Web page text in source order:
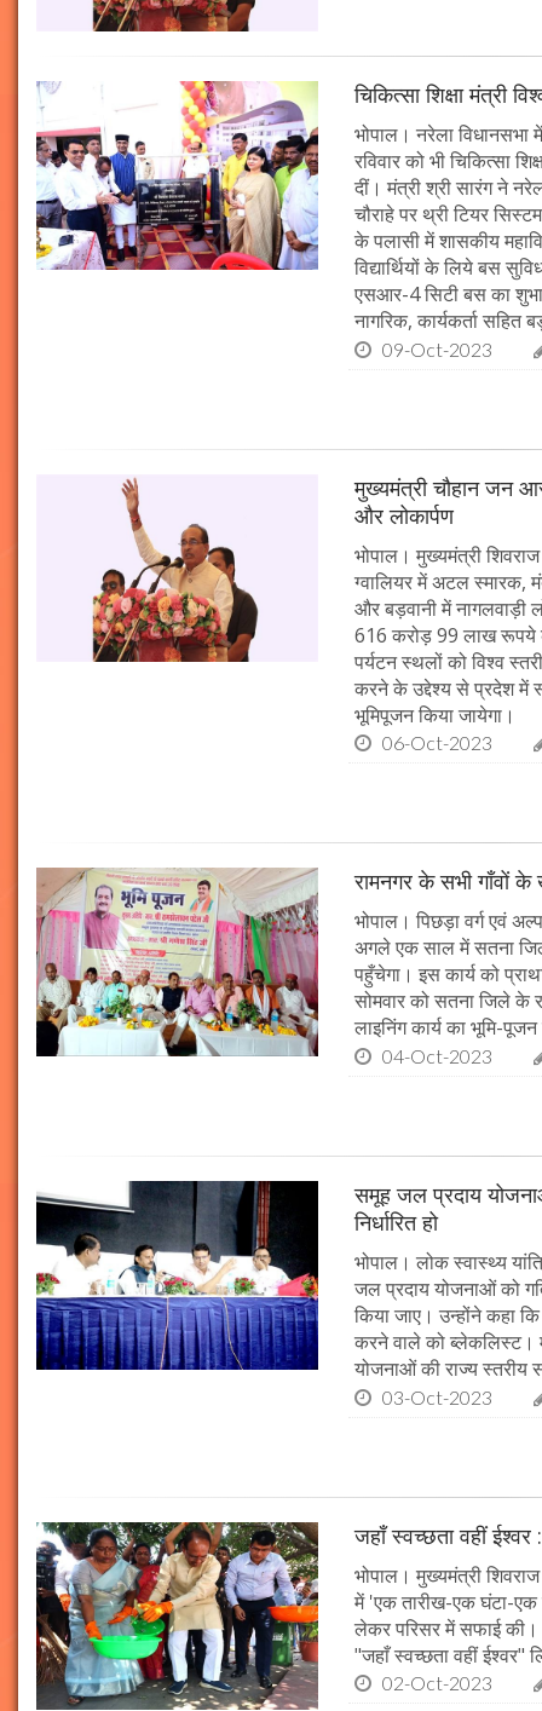
चिकित्सा शिक्षा मंत्री
भोपाल। नरेला विधानसभा
रविवार को भी चिकित्सा
दीं। मंत्री श्री सारंग ने
चौराहे पर थ्री टियर
के पलासी में शासकीय
विद्यार्थियों के लिये बस
एसआर-4 सिटी बस का
नागरिक, कार्यकर्ता सहित
09-Oct-2023
मुख्यमंत्री चौहान जन
और लोकार्पण
भोपाल। मुख्यमंत्री
ग्वालियर में अटल स्मारक,
और बड़वानी में
616 करोड़ 99 लाख रूपये
पर्यटन स्थलों को विश्व
करने के उद्देश्य से प्रदेश में
भूमिपूजन किया जायेगा।
06-Oct-2023
रामनगर के सभी गाँवों
भोपाल। पिछड़ा वर्ग एवं
अगले एक साल में सतना
पहुँचेगा। इस कार्य को
सोमवार को सतना जिले के
लाइनिंग कार्य का भूमि-
04-Oct-2023
समूह जल प्रदाय
निर्धारित हो
भोपाल। लोक स्वास्थ्य
जल प्रदाय योजनाओं को
किया जाए। उन्होंने कहा
करने वाले को ब्लेकलिस्ट।
योजनाओं की राज्य स्तरीय
03-Oct-2023
जहाँ स्वच्छता वहीं ईश्वर
भोपाल। मुख्यमंत्री
में 'एक तारीख-एक घंटा-एक
लेकर परिसर में सफाई की।
"जहाँ स्वच्छता वहीं ईश्वर"
02-Oct-2023